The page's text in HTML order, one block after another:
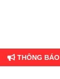
THÔNG BÁO